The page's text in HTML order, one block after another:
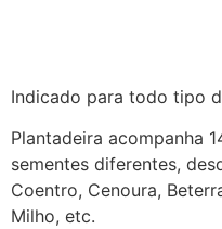
Indicado para todo tipo
Plantadeira acompanha
sementes diferentes,
Coentro, Cenoura,
Milho, etc.